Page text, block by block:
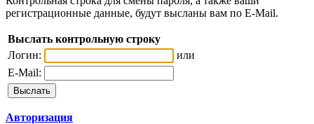
регистрационные данные, будут высланы вам по E-Mail.
Выслать контрольную строку
Логин:
или
E-Mail:
Авторизация